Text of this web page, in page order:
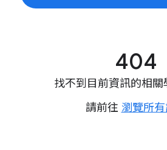
404
找不到目前資訊的相關
請前往 瀏覽所